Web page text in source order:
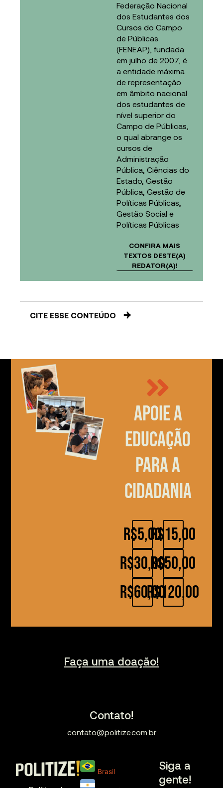
Federação Nacional
dos Estudantes dos
Cursos do Campo
de Públicas
(FENEAP), fundada
em julho de 2007, é
a entidade máxima
de representação
em âmbito nacional
dos estudantes de
nível superior do
Campo de Públicas,
o qual abrange os
cursos de
Administração
Pública, Ciências do
Estado, Gestão
Pública, Gestão de
Políticas Públicas,
Gestão Social e
Políticas Públicas
CONFIRA MAIS
TEXTOS DESTE(A)
REDATOR(A)!
CITE ESSE CONTEÚDO
Apoie a
educação
para a
cidadania
R$5,00
R$30,00
R$60,00
R$15,00
R$50,00
R$120,00
Faça uma doação!
Contato!
contato@politize.com.br
Brasil
Siga a
gente!